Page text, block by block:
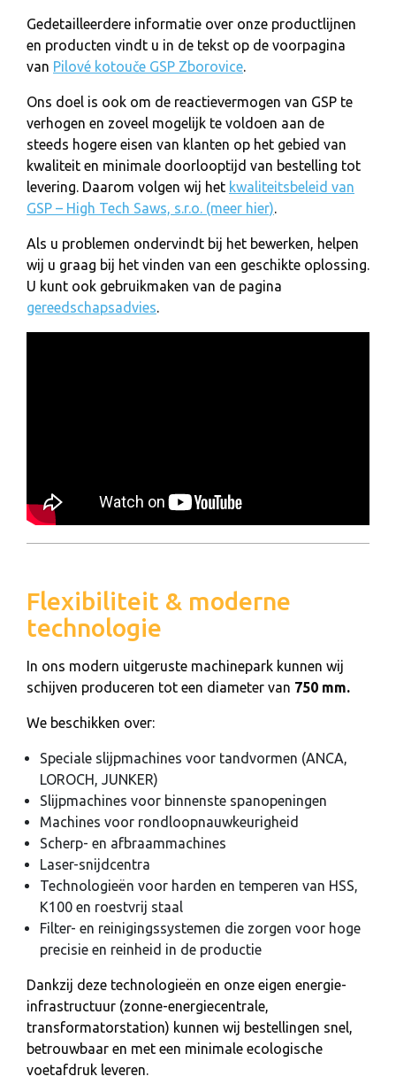
Gedetailleerdere informatie over onze productlijnen
en producten vindt u in de tekst op de voorpagina
van Pilové kotouče GSP Zborovice.
Ons doel is ook om de reactievermogen van GSP te
verhogen en zoveel mogelijk te voldoen aan de
steeds hogere eisen van klanten op het gebied van
kwaliteit en minimale doorlooptijd van bestelling tot
levering. Daarom volgen wij het kwaliteitsbeleid van
GSP – High Tech Saws, s.r.o. (meer hier).
Als u problemen ondervindt bij het bewerken, helpen
wij u graag bij het vinden van een geschikte oplossing.
U kunt ook gebruikmaken van de pagina
gereedschapsadvies.
Flexibiliteit & moderne
technologie
In ons modern uitgeruste machinepark kunnen wij
schijven produceren tot een diameter van 750 mm.
We beschikken over:
Speciale slijpmachines voor tandvormen (ANCA,
LOROCH, JUNKER)
Slijpmachines voor binnenste spanopeningen
Machines voor rondloopnauwkeurigheid
Scherp- en afbraammachines
Laser-snijdcentra
Technologieën voor harden en temperen van HSS,
K100 en roestvrij staal
Filter- en reinigingssystemen die zorgen voor hoge
precisie en reinheid in de productie
Dankzij deze technologieën en onze eigen energie-
infrastructuur (zonne-energiecentrale,
transformatorstation) kunnen wij bestellingen snel,
betrouwbaar en met een minimale ecologische
voetafdruk leveren.